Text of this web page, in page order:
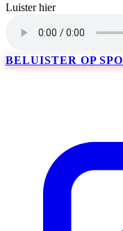
Luister hier
BELUISTER OP